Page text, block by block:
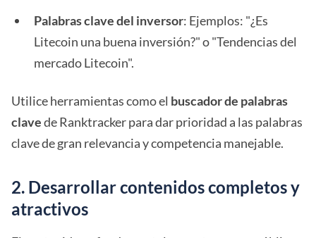
Palabras clave del inversor: Ejemplos: "¿Es
Litecoin una buena inversión?" o "Tendencias del
mercado Litecoin".
Utilice herramientas como el buscador de palabras
clavede Ranktracker para dar prioridad a las palabras
clave de gran relevancia y competencia manejable.
2. Desarrollar contenidos completos y
atractivos